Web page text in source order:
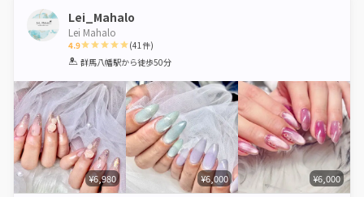
Lei_Mahalo
Lei Mahalo
4.9
1 2 3 4 5
(41件)
群馬八幡駅から徒歩50分
¥6,980 ¥6,000 ¥6,000